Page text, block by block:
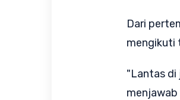
Dari
mengikuti
"Lantas di
menjawab